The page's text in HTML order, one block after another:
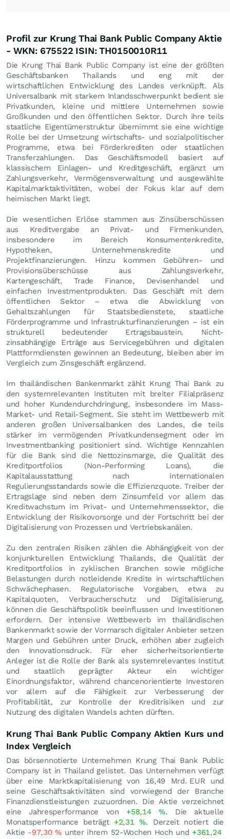
Profil zur Krung Thai Bank Public Company Aktie
- WKN: 675522 ISIN: TH0150010R11
Die Krung Thai Bank Public Company ist eine der größten
Geschäftsbanken Thailands und eng mit der
wirtschaftlichen Entwicklung des Landes verknüpft. Als
Universalbank mit starkem Inlandsschwerpunkt bedient sie
Privatkunden, kleine und mittlere Unternehmen sowie
Großkunden und den öffentlichen Sektor. Durch ihre teils
staatliche Eigentümerstruktur übernimmt sie eine wichtige
Rolle bei der Umsetzung wirtschafts- und sozialpolitischer
Programme, etwa bei Förderkrediten oder staatlichen
Transferzahlungen. Das Geschäftsmodell basiert auf
klassischem Einlagen- und Kreditgeschäft, ergänzt um
Zahlungsverkehr, Vermögensverwaltung und ausgewählte
Kapitalmarktaktivitäten, wobei der Fokus klar auf dem
heimischen Markt liegt.
Die wesentlichen Erlöse stammen aus Zinsüberschüssen
aus Kreditvergabe an Privat- und Firmenkunden,
insbesondere im Bereich Konsumentenkredite,
Hypotheken, Unternehmenskredite und
Projektfinanzierungen. Hinzu kommen Gebühren- und
Provisionsüberschüsse aus Zahlungsverkehr,
Kartengeschäft, Trade Finance, Devisenhandel und
einfachen Investmentprodukten. Das Geschäft mit dem
öffentlichen Sektor – etwa die Abwicklung von
Gehaltszahlungen für Staatsbedienstete, staatliche
Förderprogramme und Infrastrukturfinanzierungen – ist ein
strukturell bedeutender Ertragsbaustein. Nicht-
zinsabhängige Erträge aus Servicegebühren und digitalen
Plattformdiensten gewinnen an Bedeutung, bleiben aber im
Vergleich zum Zinsgeschäft ergänzend.
Im thailändischen Bankenmarkt zählt Krung Thai Bank zu
den systemrelevanten Instituten mit breiter Filialpräsenz
und hoher Kundendurchdringung, insbesondere im Mass-
Market- und Retail-Segment. Sie steht im Wettbewerb mit
anderen großen Universalbanken des Landes, die teils
stärker im vermögenden Privatkundensegment oder im
Investmentbanking positioniert sind. Wichtige Kennzahlen
für die Bank sind die Nettozinsmarge, die Qualität des
Kreditportfolios (Non-Performing Loans), die
Kapitalausstattung nach internationalen
Regulierungsstandards sowie die Effizienzquote. Treiber der
Ertragslage sind neben dem Zinsumfeld vor allem das
Kreditwachstum im Privat- und Unternehmenssektor, die
Entwicklung der Risikovorsorge und der Fortschritt bei der
Digitalisierung von Prozessen und Vertriebskanälen.
Zu den zentralen Risiken zählen die Abhängigkeit von der
konjunkturellen Entwicklung Thailands, die Qualität der
Kreditportfolios in zyklischen Branchen sowie mögliche
Belastungen durch notleidende Kredite in wirtschaftlichen
Schwächephasen. Regulatorische Vorgaben, etwa zu
Kapitalquoten, Verbraucherschutz und Digitalisierung,
können die Geschäftspolitik beeinflussen und Investitionen
erfordern. Der intensive Wettbewerb im thailändischen
Bankenmarkt sowie der Vormarsch digitaler Anbieter setzen
Margen und Gebühren unter Druck, erhöhen aber zugleich
den Innovationsdruck. Für eher sicherheitsorientierte
Anleger ist die Rolle der Bank als systemrelevantes Institut
und staatlich geprägter Akteur ein wichtiger
Einordnungsfaktor, während chancenorientierte Investoren
vor allem auf die Fähigkeit zur Verbesserung der
Profitabilität, zur Kontrolle der Kreditrisiken und zur
Nutzung des digitalen Wandels achten dürften.
Krung Thai Bank Public Company Aktien Kurs und
Index Vergleich
Das börsennotierte Unternehmen Krung Thai Bank Public
Company ist in Thailand gelistet. Das Unternehmen verfügt
über eine Marktkapitalisierung von 16,49 Mrd. EUR und
seine Geschäftsaktivitäten sind vorwiegend der Branche
Finanzdienstleistungen zuzuordnen. Die Aktie verzeichnet
eine Jahresperformance von +58,14 %. Die aktuelle
Monatsperformance beträgt +2,31%. Derzeit notiert die
Aktie -97,30% unter ihrem 52-Wochen Hoch und +361,24